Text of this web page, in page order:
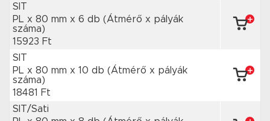
SIT
PL x 80 mm x 6 db (Átmérő x pályák
száma)
15923 Ft
SIT
PL x 80 mm x 10 db (Átmérő x pályák
száma)
18481 Ft
SIT/Sati